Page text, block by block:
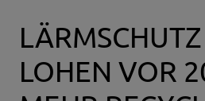
LOHEN VOR